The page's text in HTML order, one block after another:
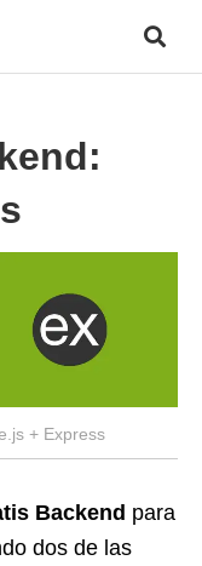
+ Express
Backend para
dos de las